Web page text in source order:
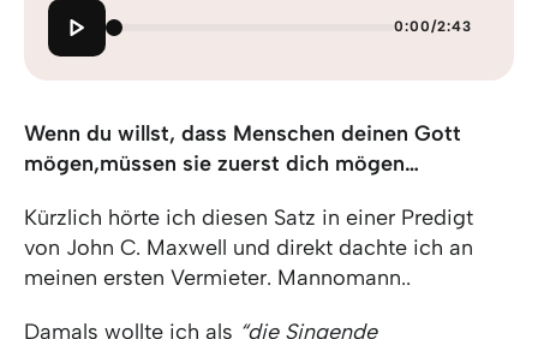
0:00/2:43
Wenn du willst, dass Menschen deinen Gott
mögen,müssen sie zuerst dich mögen…
Kürzlich hörte ich diesen Satz in einer Predigt
von John C. Maxwell und direkt dachte ich an
meinen ersten Vermieter. Mannomann..
Damals wollte ich als “die Singende